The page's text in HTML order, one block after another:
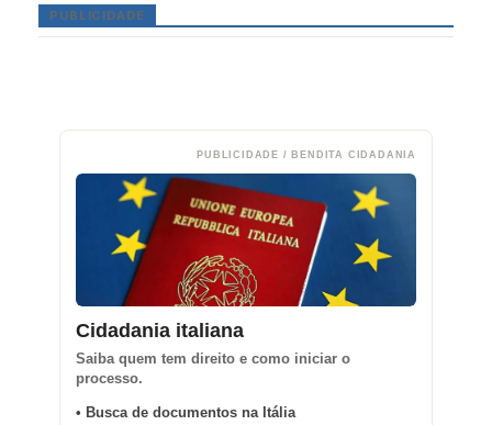
PUBLICIDADE
PUBLICIDADE / BENDITA CIDADANIA
Cidadania italiana
Saiba quem tem direito e como iniciar o
processo.
• Busca de documentos na Itália